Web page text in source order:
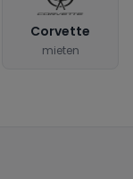
Corvette
mieten